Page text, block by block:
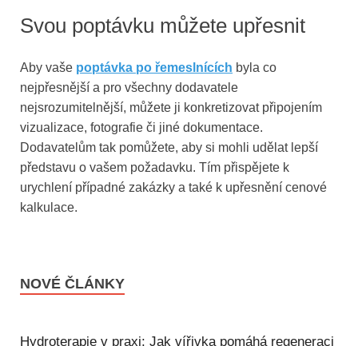
Svou poptávku můžete upřesnit
Aby vaše poptávka po řemeslnících byla co
nejpřesnější a pro všechny dodavatele
nejsrozumitelnější, můžete ji konkretizovat připojením
vizualizace, fotografie či jiné dokumentace.
Dodavatelům tak pomůžete, aby si mohli udělat lepší
představu o vašem požadavku. Tím přispějete k
urychlení případné zakázky a také k upřesnění cenové
kalkulace.
NOVÉ ČLÁNKY
Hydroterapie v praxi: Jak vířivka pomáhá regeneraci